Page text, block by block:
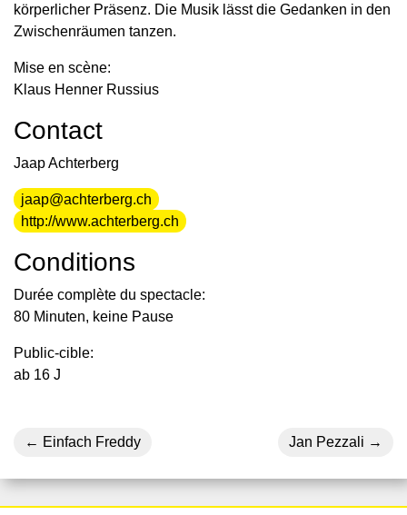
körperlicher Präsenz. Die Musik lässt die Gedanken in den
Zwischenräumen tanzen.
Mise en scène:
Klaus Henner Russius
Contact
Jaap Achterberg
jaap@achterberg.ch
http://www.achterberg.ch
Conditions
Durée complète du spectacle:
80 Minuten, keine Pause
Public-cible:
ab 16 J
Einfach Freddy Jan Pezzali